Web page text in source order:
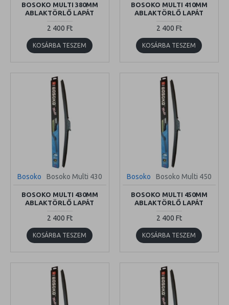
BOSOKO MULTI 380MM
ABLAKTÖRLŐ LAPÁT
2 400 Ft
KOSÁRBA TESZEM
BOSOKO MULTI 410MM
ABLAKTÖRLŐ LAPÁT
2 400 Ft
KOSÁRBA TESZEM
Bosoko Bosoko Multi 430
BOSOKO MULTI 430MM
ABLAKTÖRLŐ LAPÁT
2 400 Ft
KOSÁRBA TESZEM
Bosoko Bosoko Multi 450
BOSOKO MULTI 450MM
ABLAKTÖRLŐ LAPÁT
2 400 Ft
KOSÁRBA TESZEM